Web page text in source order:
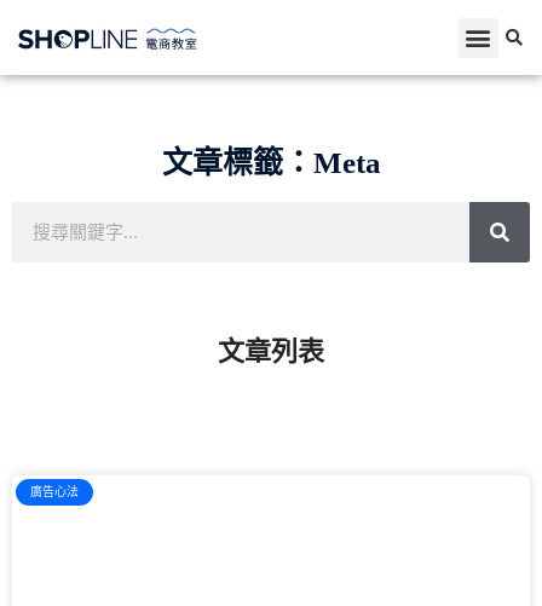
文章標籤：Meta
文章列表
廣告心法